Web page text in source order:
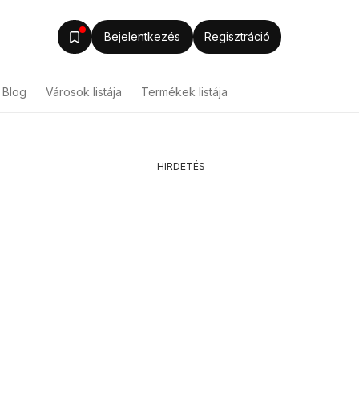
Bejelentkezés Regisztráció
Blog Városok listája Termékek listája
HIRDETÉS